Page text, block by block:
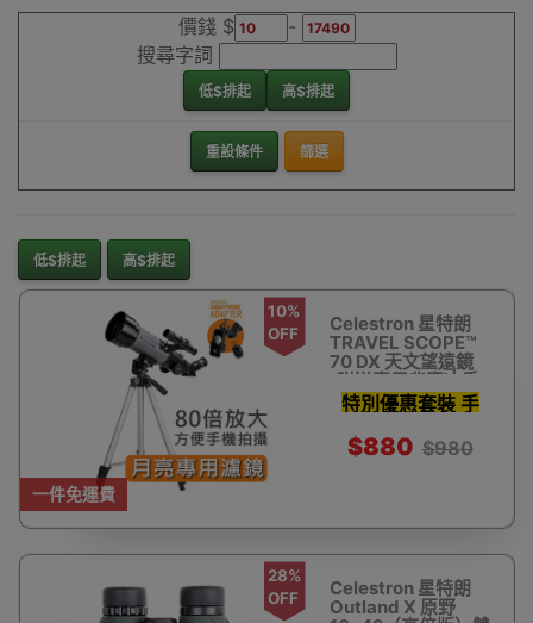
價錢 $
-
搜尋字詞
低$排起 高$排起
重設條件 篩選
低$排起 高$排起
一件免運費
10%
OFF
Celestron 星特朗
TRAVEL SCOPE™
70 DX 天文望遠鏡
(附送專用背囊)| 香
港行貨
特別優惠套裝 手
機影相支架 濾鏡
天文軟件及更多
$880 $980
28%
OFF
Celestron 星特朗
Outland X 原野